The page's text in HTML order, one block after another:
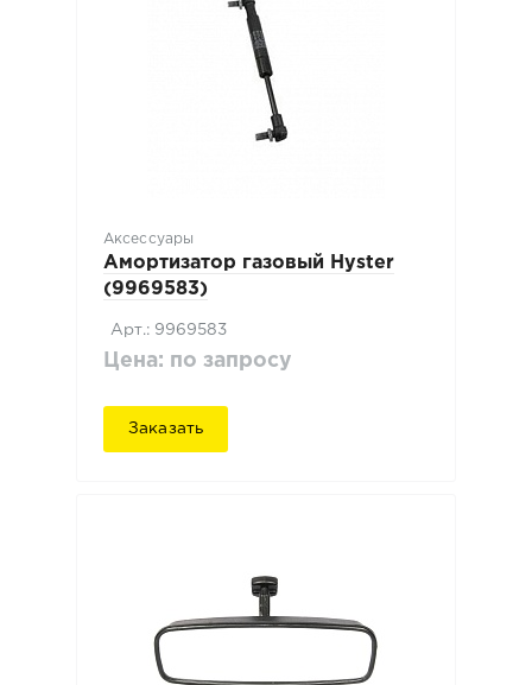
Аксессуары
Амортизатор газовый Hyster
(9969583)
Арт.: 9969583
Цена: по запросу
Заказать